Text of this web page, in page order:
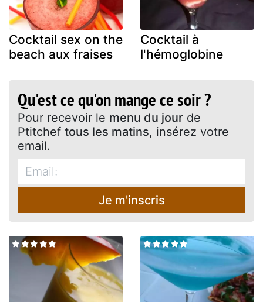
Cocktail sex on the
beach aux fraises
Cocktail à
l'hémoglobine
Qu'est ce qu'on mange ce soir ?
Pour recevoir le menu du jour de
Ptitchef tous les matins, insérez votre
email.
Je m'inscris